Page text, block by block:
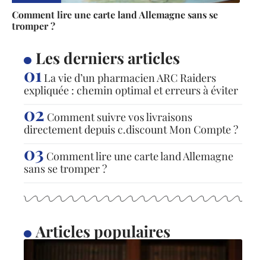
Comment lire une carte land Allemagne sans se
tromper ?
Les derniers articles
La vie d’un pharmacien ARC Raiders
expliquée : chemin optimal et erreurs à éviter
Comment suivre vos livraisons
directement depuis c.discount Mon Compte ?
Comment lire une carte land Allemagne
sans se tromper ?
Articles populaires